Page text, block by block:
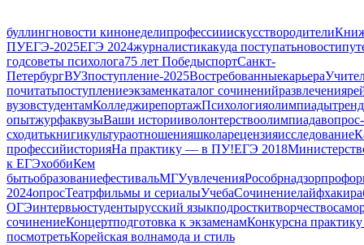
буллингновости кинонеделипрофессииискусствородители
ПУЕГЭ-2025ЕГЭ 2024журналистикакуда поступатьновости
годсоветы психолога75 лет ПобедыспортСанкт-
ПетербургВУЗпоступление-2025Востребованныекарьера
почитатьпоступлениеэкзаменкаталог сочиненийразвлечения
вузовстудентамКолледжирепортажПсихологияолимпиады
опытжурфаквузыВаши историиволонтерствоолимпиада
сходитькнигикультураотношенияшколарецензияисследование
профессийисторияНа практику — в ПУ!ЕГЭ 2018
к ЕГЭхоббиКем
бытьобразованиефестивальМГУувлеченияРособрнадзор
2024опросТеатрфильмы и сериалыУчебаСочинениелайфхаки
ОГЭинтервьюстудентырусский языкподросткитворчество
сочинениеКонцертподготовка к экзаменамКонкурсна
посмотретьКорейская волнамода и стиль